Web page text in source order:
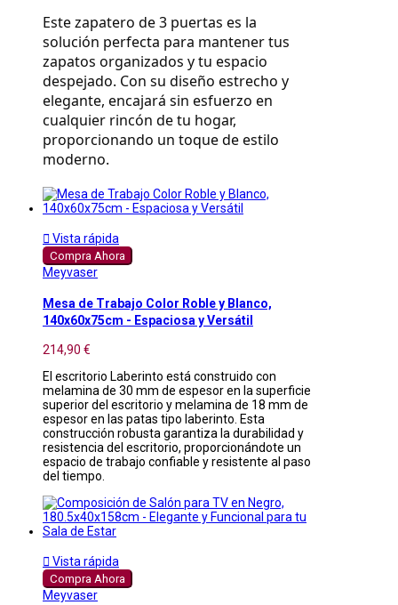
Este zapatero de 3 puertas es la
solución perfecta para mantener tus
zapatos organizados y tu espacio
despejado. Con su diseño estrecho y
elegante, encajará sin esfuerzo en
cualquier rincón de tu hogar,
proporcionando un toque de estilo
moderno.
 Vista rápida
Compra Ahora
Meyvaser
Mesa de Trabajo Color Roble y Blanco,
140x60x75cm - Espaciosa y Versátil
214,90 €
El escritorio Laberinto está construido con
melamina de 30 mm de espesor en la superficie
superior del escritorio y melamina de 18 mm de
espesor en las patas tipo laberinto. Esta
construcción robusta garantiza la durabilidad y
resistencia del escritorio, proporcionándote un
espacio de trabajo confiable y resistente al paso
del tiempo.
 Vista rápida
Compra Ahora
Meyvaser